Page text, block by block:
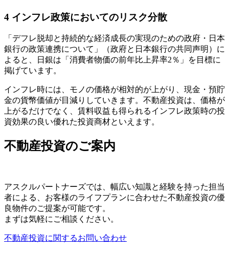
4 インフレ政策においてのリスク分散
「デフレ脱却と持続的な経済成長の実現のための政府・日本
銀行の政策連携について」（政府と日本銀行の共同声明）に
よると、日銀は「消費者物価の前年比上昇率2％」を目標に
掲げています。
インフレ時には、モノの価格が相対的が上がり、現金・預貯
金の貨幣価値が目減りしていきます。不動産投資は、価格が
上がるだけでなく、賃料収益も得られるインフレ政策時の投
資効果の良い優れた投資商材といえます。
不動産投資のご案内
アスクルパートナーズでは、幅広い知識と経験を持った担当
者による、お客様のライフプランに合わせた不動産投資の優
良物件のご提案が可能です。
まずは気軽にご相談ください。
不動産投資に関するお問い合わせ